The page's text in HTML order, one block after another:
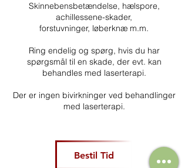
Skinnebensbetændelse, hælspore,
achillessene-skader,
forstuvninger, løberknæ m.m.
Ring endelig og spørg, hvis du har
spørgsmål til en skade, der evt. kan
behandles med laserterapi.
Der er ingen bivirkninger ved behandlinger
med laserterapi.
Bestil Tid